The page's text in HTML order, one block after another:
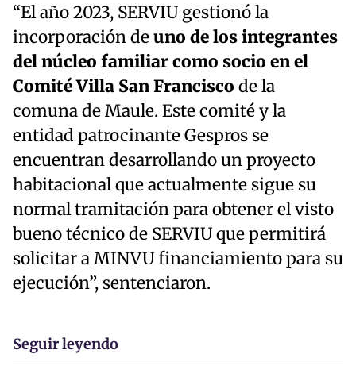
“El año 2023, SERVIU gestionó la
incorporación deuno de los integrantes
del núcleo familiar como socio en el
Comité Villa San Francisco de la
comuna de Maule. Este comité y la
entidad patrocinante Gespros se
encuentran desarrollando un proyecto
habitacional que actualmente sigue su
normal tramitación para obtener el visto
bueno técnico de SERVIU que permitirá
solicitar a MINVU financiamiento para su
ejecución”, sentenciaron.
Seguir leyendo